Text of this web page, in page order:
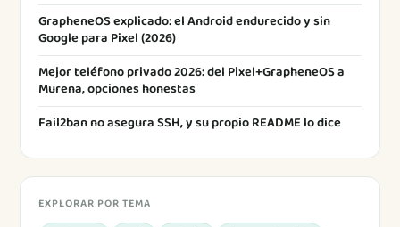
GrapheneOS explicado: el Android endurecido y sin
Google para Pixel (2026)
Mejor teléfono privado 2026: del Pixel+GrapheneOS a
Murena, opciones honestas
Fail2ban no asegura SSH, y su propio README lo dice
EXPLORAR POR TEMA